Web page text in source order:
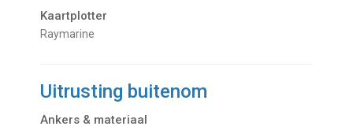
Kaartplotter
Raymarine
Uitrusting buitenom
Ankers & materiaal